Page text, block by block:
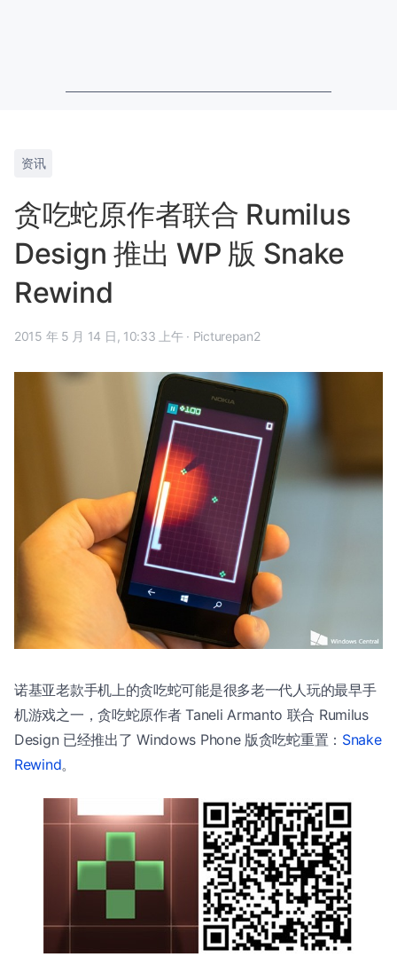
资讯
贪吃蛇原作者联合 Rumilus
Design 推出 WP 版 Snake
Rewind
2015 年 5 月 14 日, 10:33 上午 · Picturepan2
诺基亚老款手机上的贪吃蛇可能是很多老一代人玩的最早手
机游戏之一，贪吃蛇原作者 Taneli Armanto 联合 Rumilus
Design 已经推出了 Windows Phone 版贪吃蛇重置： Snake
Rewind。